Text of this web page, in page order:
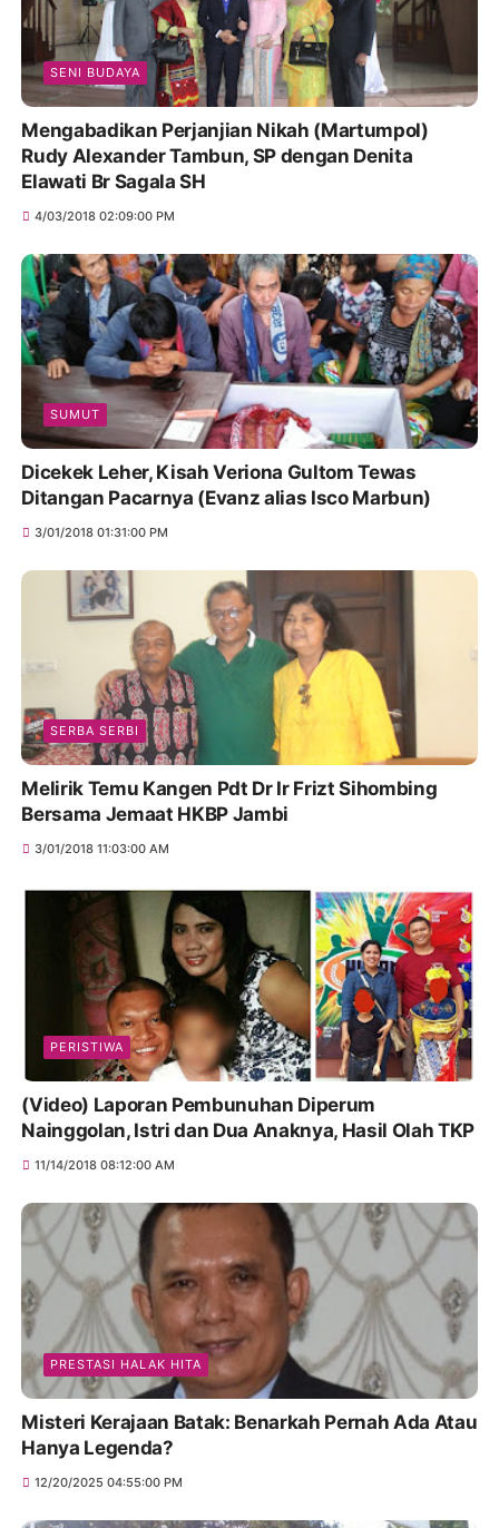
SENI BUDAYA
Mengabadikan Perjanjian Nikah (Martumpol)
Rudy Alexander Tambun, SP dengan Denita
Elawati Br Sagala SH
4/03/2018 02:09:00 PM
SUMUT
Dicekek Leher, Kisah Veriona Gultom Tewas
Ditangan Pacarnya (Evanz alias Isco Marbun)
3/01/2018 01:31:00 PM
SERBA SERBI
Melirik Temu Kangen Pdt Dr Ir Frizt Sihombing
Bersama Jemaat HKBP Jambi
3/01/2018 11:03:00 AM
PERISTIWA
(Video) Laporan Pembunuhan Diperum
Nainggolan, Istri dan Dua Anaknya, Hasil Olah TKP
11/14/2018 08:12:00 AM
PRESTASI HALAK HITA
Misteri Kerajaan Batak: Benarkah Pernah Ada Atau
Hanya Legenda?
12/20/2025 04:55:00 PM